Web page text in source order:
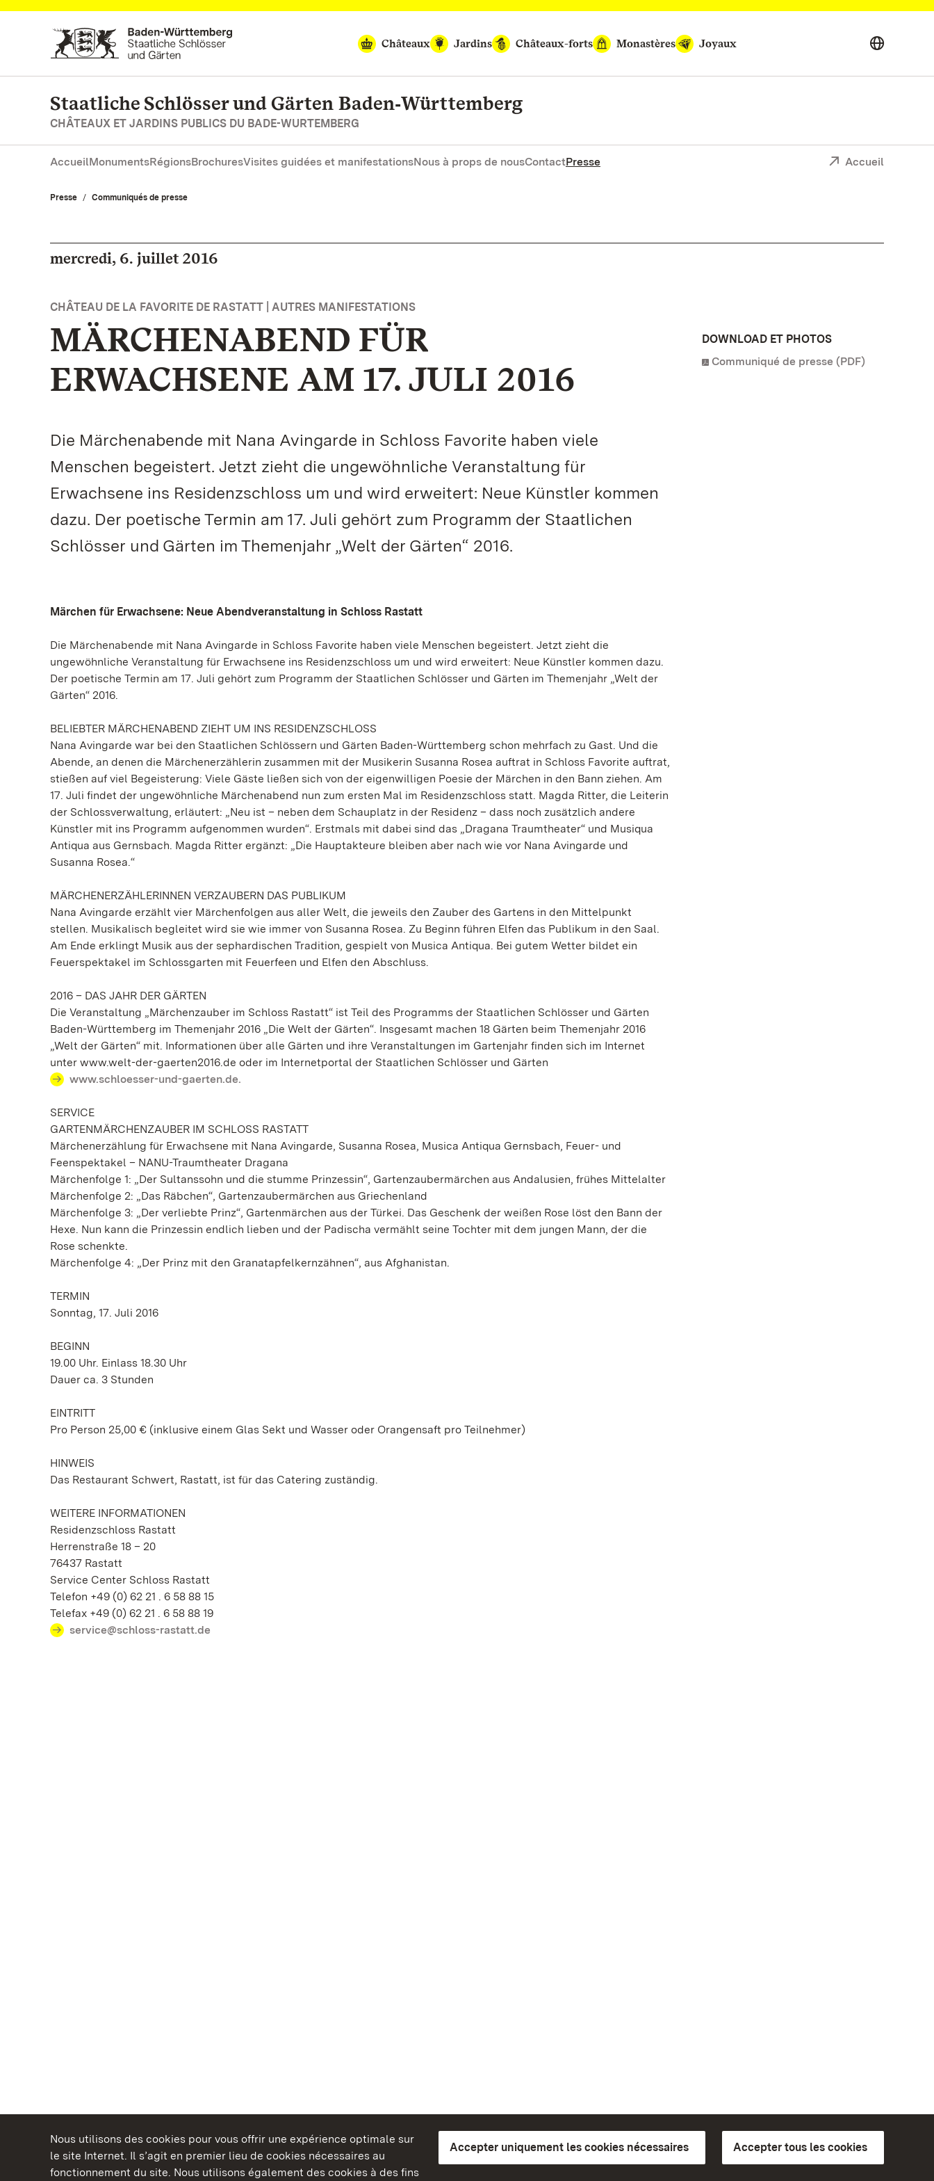
Nous utilisons des cookies pour vous offrir une expérience optimale sur
le site Internet. Il s’agit en premier lieu de cookies nécessaires au
fonctionnement du site. Nous utilisons également des cookies à des fins
Accepter uniquement les cookies nécessaires Accepter tous les cookies
Vers la page d’accueil
Châteaux
Jardins Châteaux-forts Monastères Joyaux
Staatliche Schlösser und Gärten Baden‑Württemberg
CHÂTEAUX ET JARDINS PUBLICS DU BADE-WURTEMBERG
AccueilMonumentsRégionsBrochuresVisites guidées et manifestationsNous à props de nousContactPresse Accueil
Presse Communiqués de presse
mercredi, 6. juillet 2016
CHÂTEAU DE LA FAVORITE DE RASTATT | AUTRES MANIFESTATIONS
MÄRCHENABEND FÜR
ERWACHSENE AM 17. JULI 2016
Die Märchenabende mit Nana Avingarde in Schloss Favorite haben viele
Menschen begeistert. Jetzt zieht die ungewöhnliche Veranstaltung für
Erwachsene ins Residenzschloss um und wird erweitert: Neue Künstler kommen
dazu. Der poetische Termin am 17. Juli gehört zum Programm der Staatlichen
Schlösser und Gärten im Themenjahr „Welt der Gärten“ 2016.
Märchen für Erwachsene: Neue Abendveranstaltung in Schloss Rastatt
Die Märchenabende mit Nana Avingarde in Schloss Favorite haben viele Menschen begeistert. Jetzt zieht die
ungewöhnliche Veranstaltung für Erwachsene ins Residenzschloss um und wird erweitert: Neue Künstler kommen dazu.
Der poetische Termin am 17. Juli gehört zum Programm der Staatlichen Schlösser und Gärten im Themenjahr „Welt der
Gärten“ 2016.
BELIEBTER MÄRCHENABEND ZIEHT UM INS RESIDENZSCHLOSS
Nana Avingarde war bei den Staatlichen Schlössern und Gärten Baden-Württemberg schon mehrfach zu Gast. Und die
Abende, an denen die Märchenerzählerin zusammen mit der Musikerin Susanna Rosea auftrat in Schloss Favorite auftrat,
stießen auf viel Begeisterung: Viele Gäste ließen sich von der eigenwilligen Poesie der Märchen in den Bann ziehen. Am
17. Juli findet der ungewöhnliche Märchenabend nun zum ersten Mal im Residenzschloss statt. Magda Ritter, die Leiterin
der Schlossverwaltung, erläutert: „Neu ist – neben dem Schauplatz in der Residenz – dass noch zusätzlich andere
Künstler mit ins Programm aufgenommen wurden“. Erstmals mit dabei sind das „Dragana Traumtheater“ und Musiqua
Antiqua aus Gernsbach. Magda Ritter ergänzt: „Die Hauptakteure bleiben aber nach wie vor Nana Avingarde und
Susanna Rosea.“
MÄRCHENERZÄHLERINNEN VERZAUBERN DAS PUBLIKUM
Nana Avingarde erzählt vier Märchenfolgen aus aller Welt, die jeweils den Zauber des Gartens in den Mittelpunkt
stellen. Musikalisch begleitet wird sie wie immer von Susanna Rosea. Zu Beginn führen Elfen das Publikum in den Saal.
Am Ende erklingt Musik aus der sephardischen Tradition, gespielt von Musica Antiqua. Bei gutem Wetter bildet ein
Feuerspektakel im Schlossgarten mit Feuerfeen und Elfen den Abschluss.
2016 – DAS JAHR DER GÄRTEN
Die Veranstaltung „Märchenzauber im Schloss Rastatt“ ist Teil des Programms der Staatlichen Schlösser und Gärten
Baden-Württemberg im Themenjahr 2016 „Die Welt der Gärten“. Insgesamt machen 18 Gärten beim Themenjahr 2016
„Welt der Gärten“ mit. Informationen über alle Gärten und ihre Veranstaltungen im Gartenjahr finden sich im Internet
unter www.welt-der-gaerten2016.de oder im Internetportal der Staatlichen Schlösser und Gärten
www.schloesser-und-gaerten.de.
SERVICE
GARTENMÄRCHENZAUBER IM SCHLOSS RASTATT
Märchenerzählung für Erwachsene mit Nana Avingarde, Susanna Rosea, Musica Antiqua Gernsbach, Feuer- und
Feenspektakel – NANU-Traumtheater Dragana
Märchenfolge 1: „Der Sultanssohn und die stumme Prinzessin“, Gartenzaubermärchen aus Andalusien, frühes Mittelalter
Märchenfolge 2: „Das Räbchen“, Gartenzaubermärchen aus Griechenland
Märchenfolge 3: „Der verliebte Prinz“, Gartenmärchen aus der Türkei. Das Geschenk der weißen Rose löst den Bann der
Hexe. Nun kann die Prinzessin endlich lieben und der Padischa vermählt seine Tochter mit dem jungen Mann, der die
Rose schenkte.
Märchenfolge 4: „Der Prinz mit den Granatapfelkernzähnen“, aus Afghanistan.
TERMIN
Sonntag, 17. Juli 2016
BEGINN
19.00 Uhr. Einlass 18.30 Uhr
Dauer ca. 3 Stunden
EINTRITT
Pro Person 25,00 € (inklusive einem Glas Sekt und Wasser oder Orangensaft pro Teilnehmer)
HINWEIS
Das Restaurant Schwert, Rastatt, ist für das Catering zuständig.
WEITERE INFORMATIONEN
Residenzschloss Rastatt
Herrenstraße 18 – 20
76437 Rastatt
Service Center Schloss Rastatt
Telefon +49 (0) 62 21 . 6 58 88 15
Telefax +49 (0) 62 21 . 6 58 88 19
service@schloss-rastatt.de
DOWNLOAD ET PHOTOS
Communiqué de presse (PDF)